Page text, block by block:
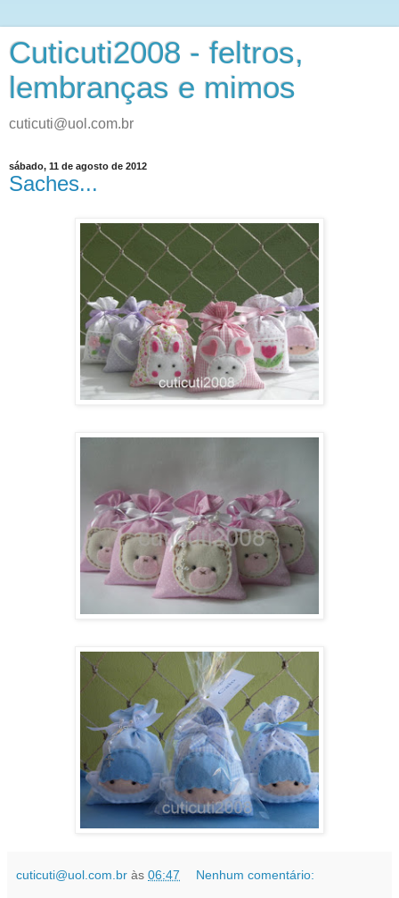
Cuticuti2008 - feltros,
lembranças e mimos
cuticuti@uol.com.br
sábado, 11 de agosto de 2012
Saches...
cuticuti@uol.com.br às 06:47 Nenhum comentário: